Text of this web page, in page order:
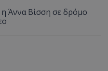
η Άννα Βίσση σε δρόμο